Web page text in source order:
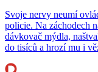
Svoje nervy neumí
policie. Na záchodech
dávkovač mýdla,
do tisíců a hrozí mu i